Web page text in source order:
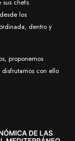
proponemos
con ello